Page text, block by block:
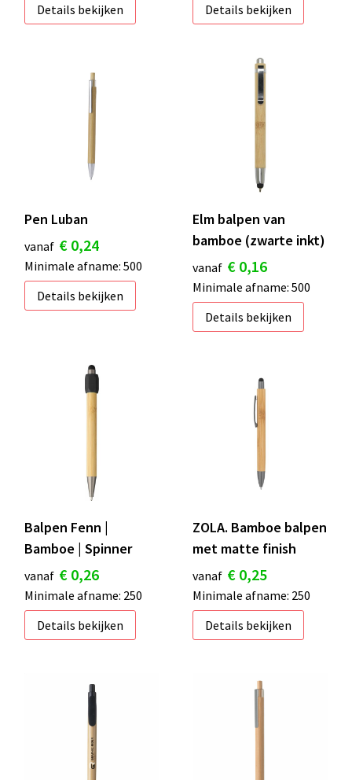
Details bekijken
Details bekijken
Pen Luban
vanaf € 0,24
Minimale afname: 500
Details bekijken
Elm balpen van
bamboe (zwarte inkt)
vanaf € 0,16
Minimale afname: 500
Details bekijken
Balpen Fenn |
Bamboe | Spinner
vanaf € 0,26
Minimale afname: 250
Details bekijken
ZOLA. Bamboe balpen
met matte finish
vanaf € 0,25
Minimale afname: 250
Details bekijken